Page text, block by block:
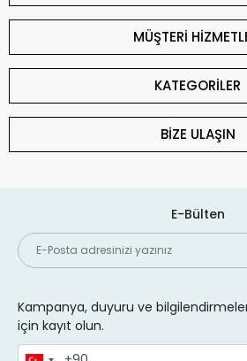
MÜŞTERİ
KATEGORİLER
BİZE ULAŞIN
E-Bülten
Kampanya, duyuru ve
için kayıt olun.